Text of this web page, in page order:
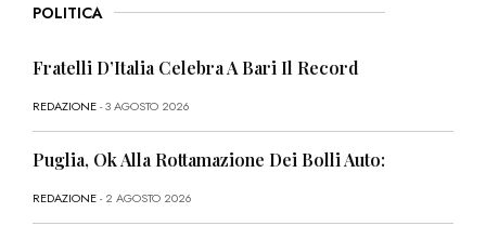
POLITICA
Fratelli D’Italia Celebra A Bari Il Record
REDAZIONE- 3 AGOSTO 2026
Puglia, Ok Alla Rottamazione Dei Bolli Auto:
REDAZIONE- 2 AGOSTO 2026